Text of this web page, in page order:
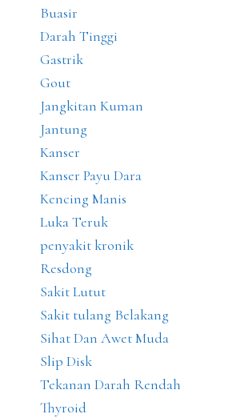
Buasir
Darah Tinggi
Gastrik
Gout
Jangkitan Kuman
Jantung
Kanser
Kanser Payu Dara
Kencing Manis
Luka Teruk
penyakit kronik
Resdong
Sakit Lutut
Sakit tulang Belakang
Sihat Dan Awet Muda
Slip Disk
Tekanan Darah Rendah
Thyroid